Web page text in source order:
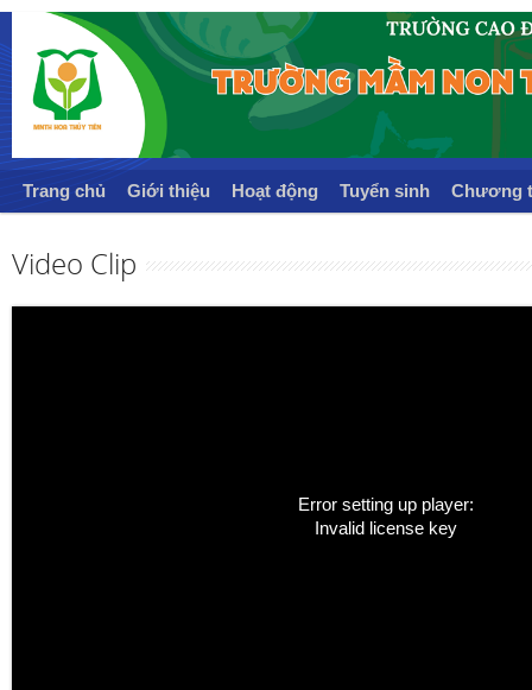
Trang chủ Giới thiệu Hoạt động Tuyển sinh Chương
Video Clip
Error setting up player:
Invalid license key